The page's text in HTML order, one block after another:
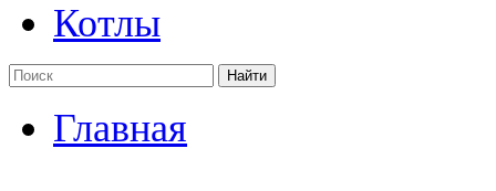
Котлы
Найти
Главная